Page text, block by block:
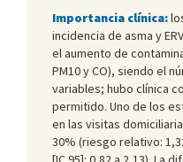
Importancia clínica:
incidencia de asma y
el aumento de
PM10 y CO), siendo el
variables; hubo clínica
permitido. Uno de los
en las visitas
30% (riesgo relativo: